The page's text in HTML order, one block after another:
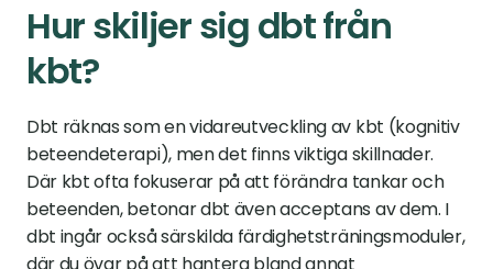
Hur skiljer sig dbt från
kbt?
Dbt räknas som en vidareutveckling av kbt (kognitiv
beteendeterapi), men det finns viktiga skillnader.
Där kbt ofta fokuserar på att förändra tankar och
beteenden, betonar dbt även acceptans av dem. I
dbt ingår också särskilda färdighetsträningsmoduler,